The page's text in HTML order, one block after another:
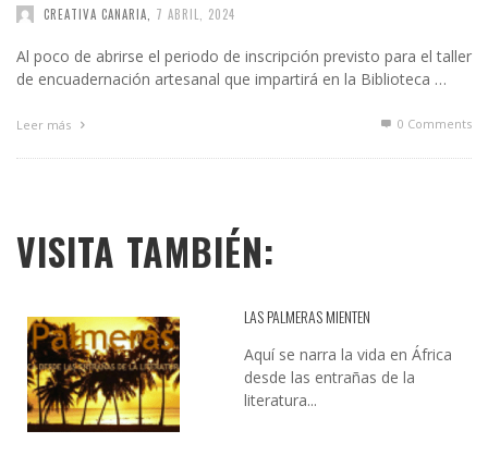
CREATIVA CANARIA 7 ABRIL, 2024
Al poco de abrirse el periodo de inscripción previsto para el taller
de encuadernación artesanal que impartirá en la Biblioteca …
Leer más 0 Comments
VISITA TAMBIÉN:
LAS PALMERAS MIENTEN
Aquí se narra la vida en África
desde las entrañas de la
literatura...